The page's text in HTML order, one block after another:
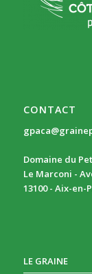
CONTACT
Domaine du
Le Marconi -
13100 - Aix-en-
LE GRAINE